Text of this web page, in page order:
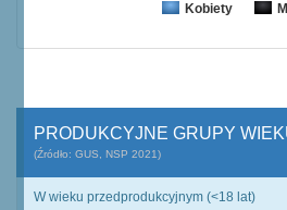
Kobiety
PRODUKCYJNE GRUPY
(Źródło: GUS, NSP 2021)
W wieku przedprodukcyjnym (<18 lat)